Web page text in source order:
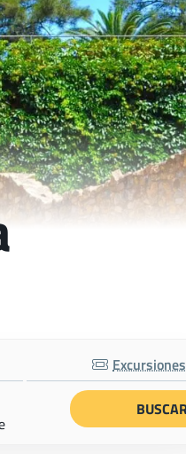
Excursiones